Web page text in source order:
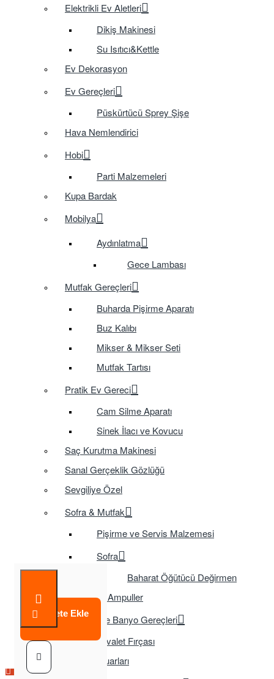
Elektrikli Ev Aletleri
Dikiş Makinesi
Su Isıtıcı&Kettle
Ev Dekorasyon
Ev Gereçleri
Püskürtücü Sprey Şişe
Hava Nemlendirici
Hobi
Parti Malzemeleri
Kupa Bardak
Mobilya
Aydınlatma
Gece Lambası
Mutfak Gereçleri
Buharda Pişirme Aparatı
Buz Kalıbı
Mikser & Mikser Seti
Mutfak Tartısı
Pratik Ev Gereci
Cam Silme Aparatı
Sinek İlacı ve Kovucu
Saç Kurutma Makinesi
Sanal Gerçeklik Gözlüğü
Sevgiliye Özel
Sofra & Mutfak
Pişirme ve Servis Malzemesi
Sofra
Baharat Öğütücü Değirmen
Tasarruflu Ampuller
Temizlik ve Banyo Gereçleri
Tuvalet Fırçası
TV Aksesuarları
Sepete Ekle
Çok Satılan Ürün